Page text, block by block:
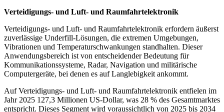
Verteidigungs- und Luft- und Raumfahrtelektronik
Verteidigungs- und Luft- und Raumfahrtelektronik erfordern äußerst
zuverlässige Underfill-Lösungen, die extremen Umgebungen,
Vibrationen und Temperaturschwankungen standhalten. Dieser
Anwendungsbereich ist von entscheidender Bedeutung für
Kommunikationssysteme, Radar, Navigation und militärische
Computergeräte, bei denen es auf Langlebigkeit ankommt.
Auf Verteidigungs- und Luft- und Raumfahrtelektronik entfielen im
Jahr 2025 127,3 Millionen US-Dollar, was 28 % des Gesamtmarktes
entspricht. Dieses Segment wird voraussichtlich von 2025 bis 2034